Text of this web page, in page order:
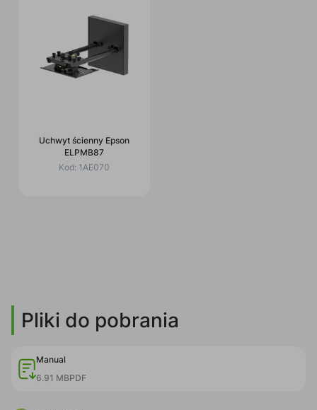
Uchwyt ścienny Epson
ELPMB87
Kod: 1AE070
Pliki do pobrania
Manual
6.91 MBPDF